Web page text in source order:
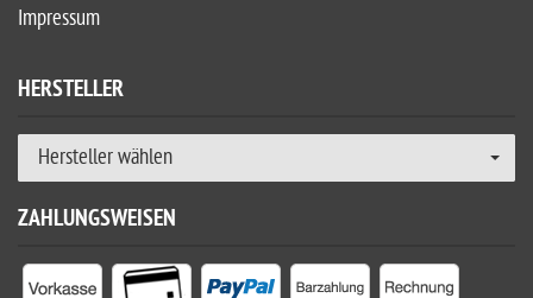
Impressum
HERSTELLER
Hersteller wählen
ZAHLUNGSWEISEN